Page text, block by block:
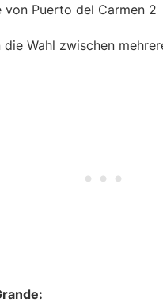
die Wahl zwischen